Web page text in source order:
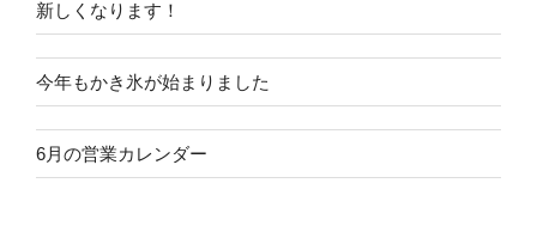
新しくなります！
今年もかき氷が始まりました
6月の営業カレンダー